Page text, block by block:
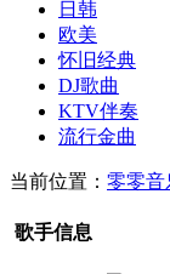
日韩
欧美
怀旧经典
DJ歌曲
KTV伴奏
流行金曲
当前位置： 零零音
歌手信息